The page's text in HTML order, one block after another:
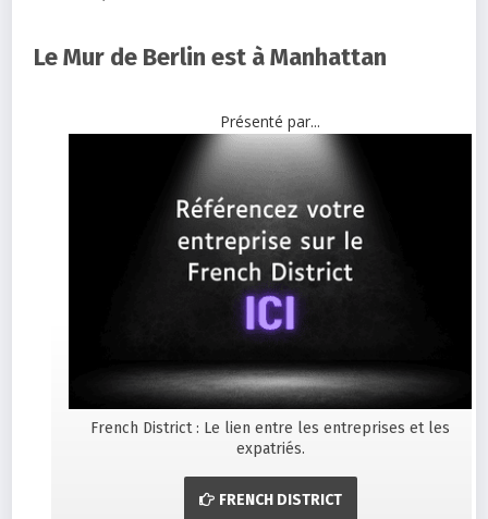
Le Mur de Berlin est à Manhattan
Présenté par...
French District : Le lien entre les entreprises et les
expatriés.
FRENCH DISTRICT